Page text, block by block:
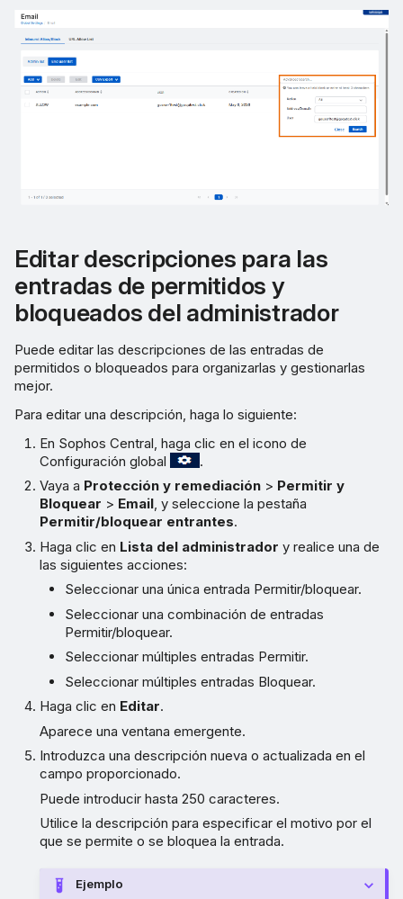
Editar descripciones para las
entradas de permitidos y
bloqueados del administrador
Puede editar las descripciones de las entradas de
permitidos o bloqueados para organizarlas y gestionarlas
mejor.
Para editar una descripción, haga lo siguiente:
En Sophos Central, haga clic en el icono de
Configuración global
.
Vaya a Protección y remediación > Permitir y
Bloquear > Email, y seleccione la pestaña
Permitir/bloquear entrantes.
Haga clic en Lista del administrador y realice una de
las siguientes acciones:
Seleccionar una única entrada Permitir/bloquear.
Seleccionar una combinación de entradas
Permitir/bloquear.
Seleccionar múltiples entradas Permitir.
Seleccionar múltiples entradas Bloquear.
Haga clic en Editar.
Aparece una ventana emergente.
Introduzca una descripción nueva o actualizada en el
campo proporcionado.
Puede introducir hasta 250 caracteres.
Utilice la descripción para especificar el motivo por el
que se permite o se bloquea la entrada.
Ejemplo